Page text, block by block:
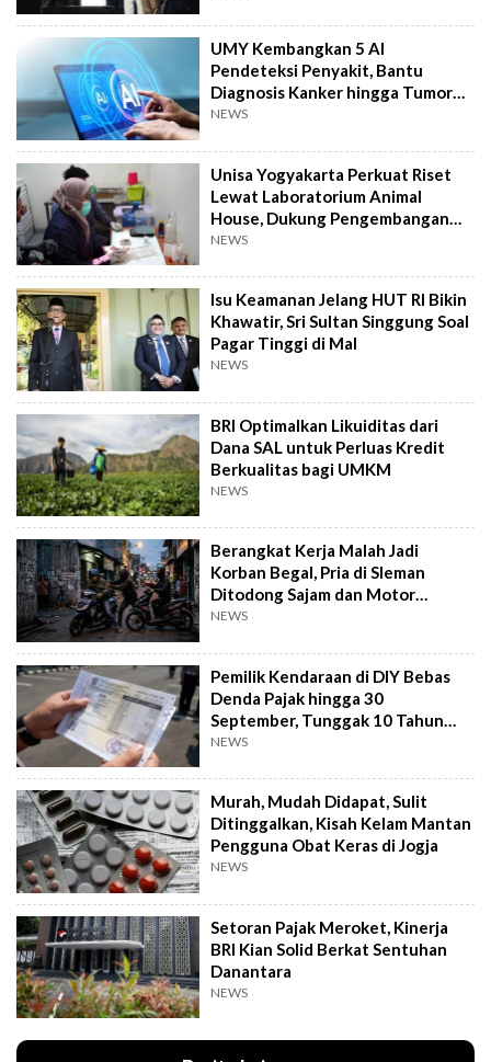
UMY Kembangkan 5 AI
Pendeteksi Penyakit, Bantu
Diagnosis Kanker hingga Tumor
Otak Lebih Cepat
NEWS
Unisa Yogyakarta Perkuat Riset
Lewat Laboratorium Animal
House, Dukung Pengembangan
Kandidat Obat
NEWS
Isu Keamanan Jelang HUT RI Bikin
Khawatir, Sri Sultan Singgung Soal
Pagar Tinggi di Mal
NEWS
BRI Optimalkan Likuiditas dari
Dana SAL untuk Perluas Kredit
Berkualitas bagi UMKM
NEWS
Berangkat Kerja Malah Jadi
Korban Begal, Pria di Sleman
Ditodong Sajam dan Motor
Digasak
NEWS
Pemilik Kendaraan di DIY Bebas
Denda Pajak hingga 30
September, Tunggak 10 Tahun
Cukup Bayar 5 Tahun
NEWS
Murah, Mudah Didapat, Sulit
Ditinggalkan, Kisah Kelam Mantan
Pengguna Obat Keras di Jogja
NEWS
Setoran Pajak Meroket, Kinerja
BRI Kian Solid Berkat Sentuhan
Danantara
NEWS